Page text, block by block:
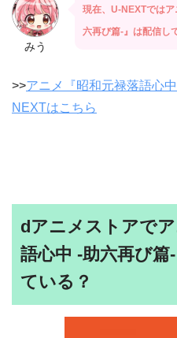
みう
現在、U-NEXTでは
六再び篇-』は配信し
>>アニメ『昭和元禄落語心
NEXTはこちら
dアニメストアで
語心中 -助六再び篇
ている？